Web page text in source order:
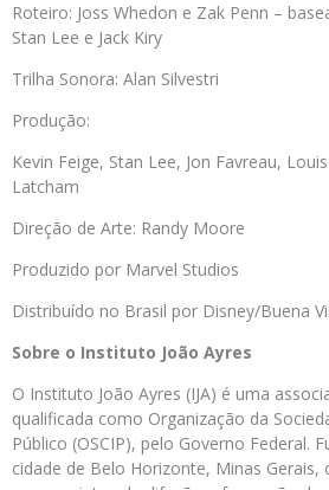
Roteiro: Joss Whedon e Zak Penn –
Stan Lee e Jack Kiry
Trilha Sonora: Alan Silvestri
Produção:
Kevin Feige, Stan Lee, Jon Favreau,
Latcham
Direção de Arte: Randy Moore
Produzido por Marvel Studios
Distribuído no Brasil por Disney/Buena
Sobre o Instituto João Ayres
O Instituto João Ayres (IJA) é uma
qualificada como Organização da
Público (OSCIP), pelo Governo Federal.
cidade de Belo Horizonte, Minas Gerais,